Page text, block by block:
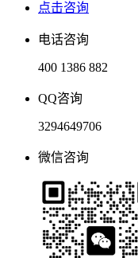
点击咨询
电话咨询
400 1386 882
QQ咨询
3294649706
微信咨询